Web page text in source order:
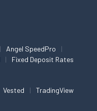
Angel SpeedPro
Fixed Deposit Rates
Vested TradingView